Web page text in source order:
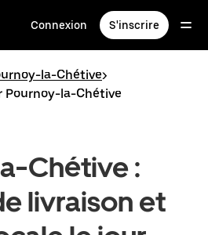
Connexion S'inscrire
la-Chétive>
Pournoy-la-Chétive
Chétive :
livraison et